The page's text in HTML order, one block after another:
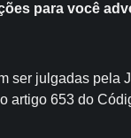
para você
julgadas
653 do